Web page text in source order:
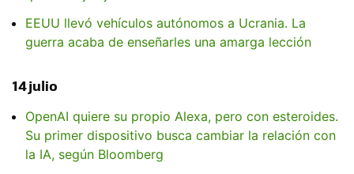
EEUU llevó vehículos autónomos a Ucrania. La
guerra acaba de enseñarles una amarga lección
14 julio
OpenAI quiere su propio Alexa, pero con esteroides.
Su primer dispositivo busca cambiar la relación con
la IA, según Bloomberg